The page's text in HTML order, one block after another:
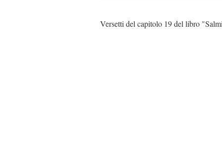
Versetti del capitolo 19 del libro